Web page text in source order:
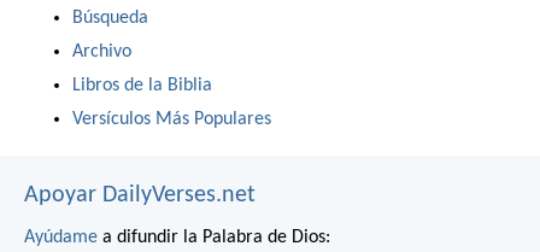
Búsqueda
Archivo
Libros de la Biblia
Versículos Más Populares
Apoyar DailyVerses.net
Ayúdame a difundir la Palabra de Dios: